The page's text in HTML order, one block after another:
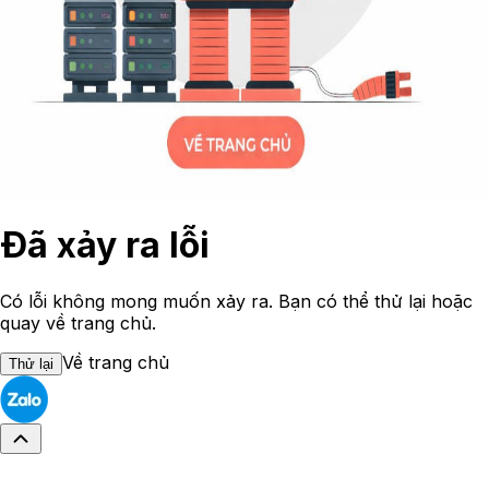
Đã xảy ra lỗi
Có lỗi không mong muốn xảy ra. Bạn có thể thử lại hoặc
quay về trang chủ.
Thử lại Về trang chủ